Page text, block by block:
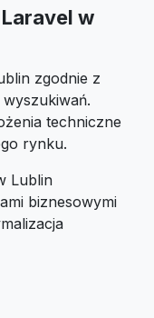
w
zgodnie z
techniczne
rynku.
Lublin
biznesowymi